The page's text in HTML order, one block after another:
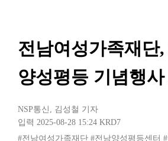
전남여성가족재단,
양성평등 기념행사
NSP통신 , 김성철 기자
입력 2025-08-28 15:24 KRD7
#전남여성가족재단 #전남양성평등센터